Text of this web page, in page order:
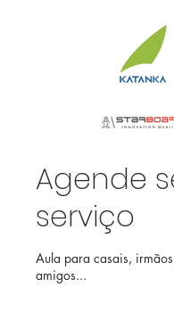
Agende
serviço
Aula para casais,
amigos...